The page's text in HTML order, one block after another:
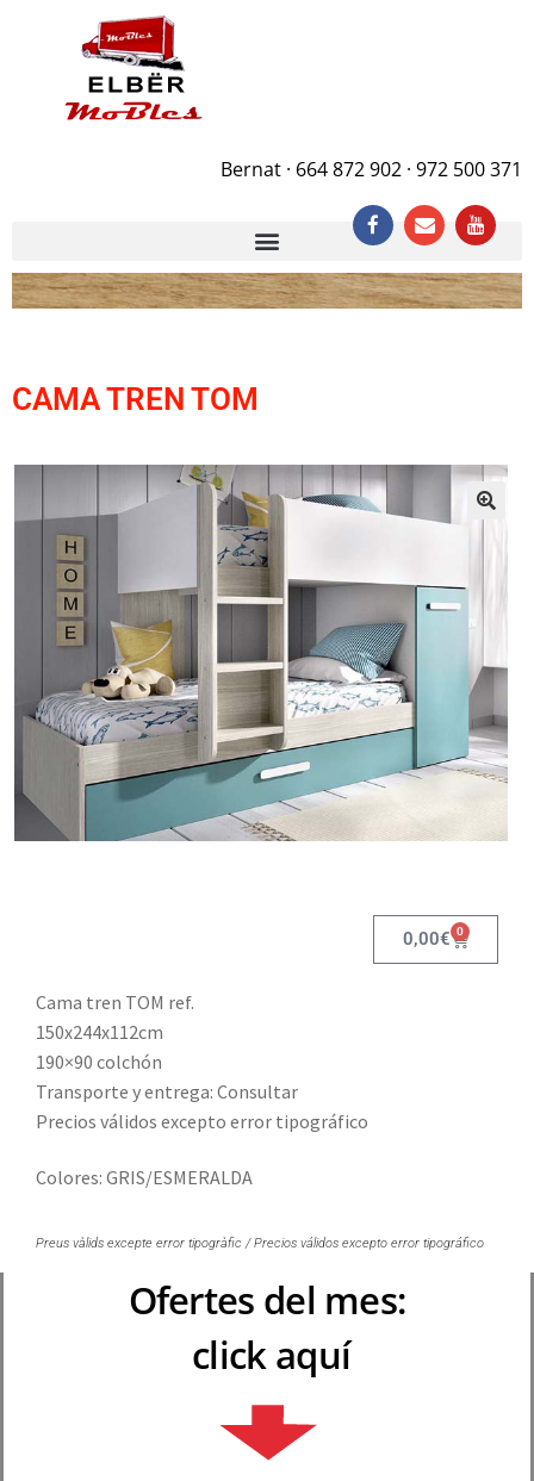
Bernat · 664 872 902 · 972 500 371
CAMA TREN TOM
0,00€ 0
Cama tren TOM ref.
150x244x112cm
190×90 colchón
Transporte y entrega: Consultar
Precios válidos excepto error tipográfico
Colores: GRIS/ESMERALDA
Preus vàlids excepte error tipogràfic / Precios válidos excepto error tipográfico
Ofertes del mes:
click aquí